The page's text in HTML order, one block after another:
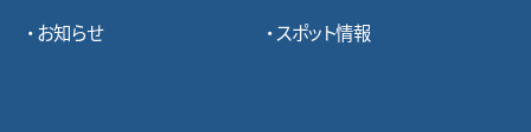
お知らせ
スポット情報